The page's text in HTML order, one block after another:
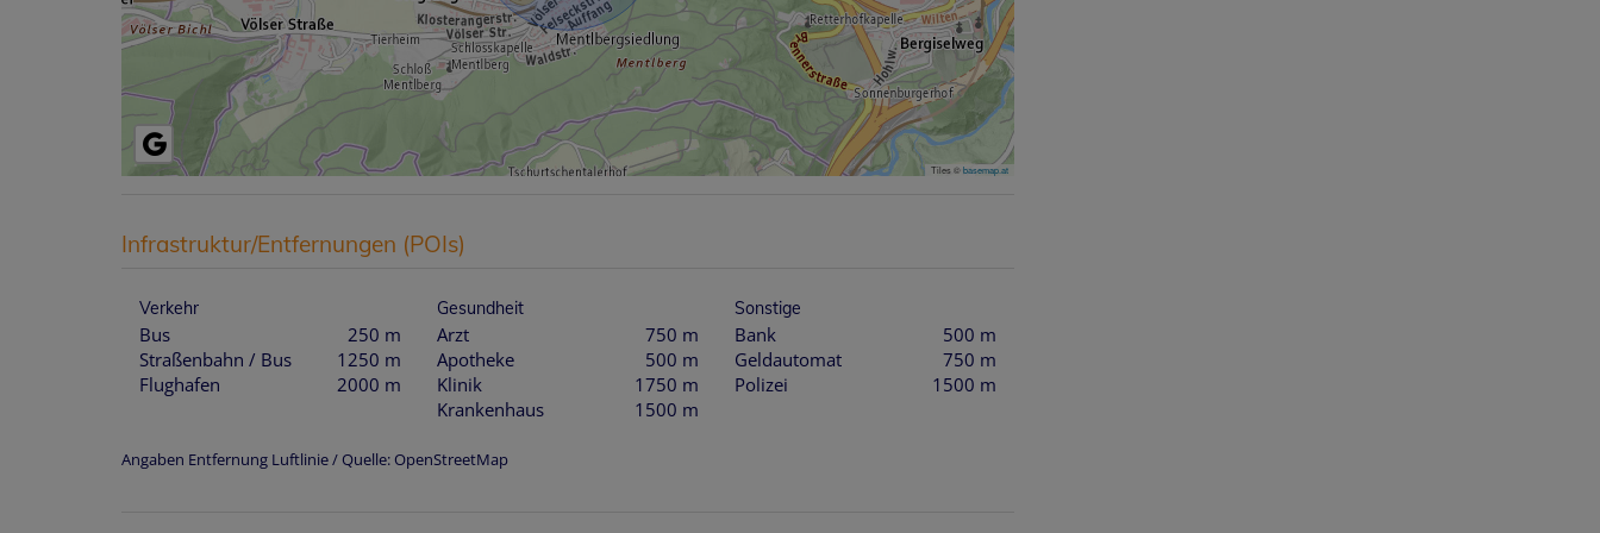
Tiles ©basemap.at
Infrastruktur/Entfernungen (POIs)
Verkehr
Bus
250 m
Straßenbahn / Bus
1250 m
Flughafen
2000 m
Gesundheit
Arzt
750 m
Apotheke
500 m
Klinik
1750 m
Krankenhaus
1500 m
Sonstige
Bank
500 m
Geldautomat
750 m
Polizei
1500 m
Angaben Entfernung Luftlinie / Quelle: OpenStreetMap